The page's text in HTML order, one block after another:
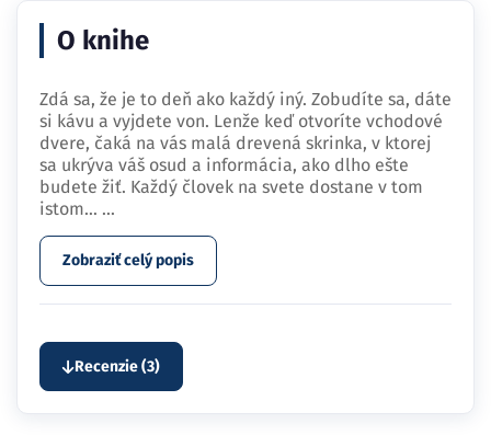
O knihe
Zdá sa, že je to deň ako každý iný. Zobudíte sa, dáte
si kávu a vyjdete von. Lenže keď otvoríte vchodové
dvere, čaká na vás malá drevená skrinka, v ktorej
sa ukrýva váš osud a informácia, ako dlho ešte
budete žiť. Každý človek na svete dostane v tom
istom… ...
Zobraziť celý popis
Recenzie (3)